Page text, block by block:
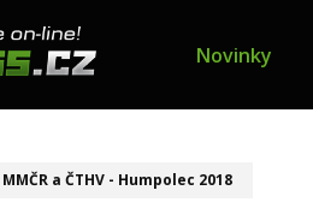
Novinky
a ČTHV - Humpolec 2018